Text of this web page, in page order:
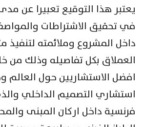
يعتبر هذا التوقيع تعبيرا عن
في تحقيق الاشتراطات
داخل المشروع وملائمته لتنفيذ
العملاق بكل تفاصيله وذلك من
افضل الاستشاريين حول العالم
استشاري التصميم الداخلي
فرنسية داخل اركان المبنى